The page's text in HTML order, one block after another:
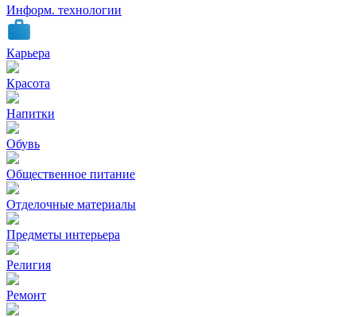
Информ. технологии
Карьера
Красота
Напитки
Обувь
Общественное питание
Отделочные материалы
Предметы интерьера
Религия
Ремонт